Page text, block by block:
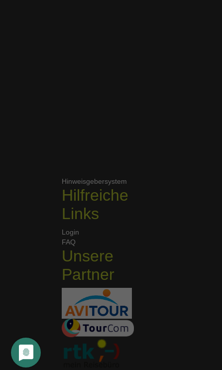
Hinweisgebersystem
Hilfreiche
Links
Login
FAQ
Unsere
Partner